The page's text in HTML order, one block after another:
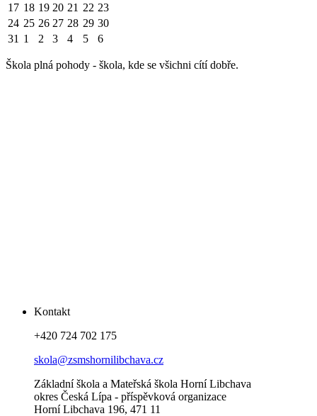
17 18 19 20 21 22 23
24 25 26 27 28 29 30
31 1 2 3 4 5 6
Škola plná pohody - škola, kde se všichni cítí dobře.
Kontakt
+420 724 702 175
skola@zsmshornilibchava.cz
Základní škola a Mateřská škola Horní Libchava
okres Česká Lípa - příspěvková organizace
Horní Libchava 196, 471 11